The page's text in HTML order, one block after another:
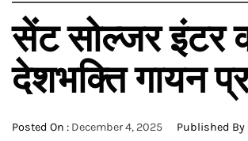
सेंट सोल्जर इंटर
देशभक्ति गायन
Posted On : December 4, 2025 Published By